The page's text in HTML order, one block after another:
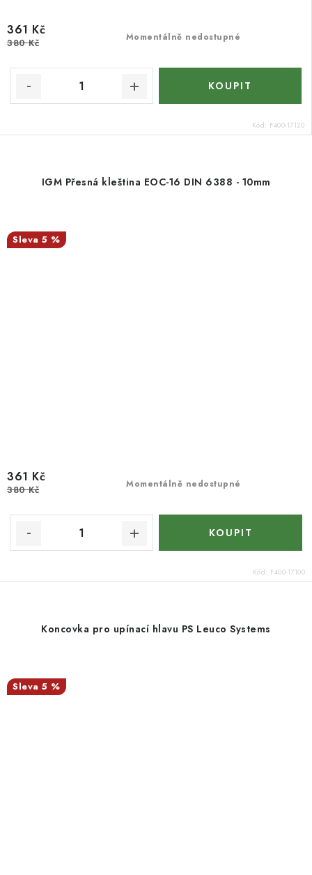
Momentálně nedostupné
361 Kč
380 Kč
Kód: F400-17120
IGM Přesná kleština EOC-16 DIN 6388 - 10mm
5 %
Momentálně nedostupné
361 Kč
380 Kč
Kód: F400-17100
Koncovka pro upínací hlavu PS Leuco Systems
5 %